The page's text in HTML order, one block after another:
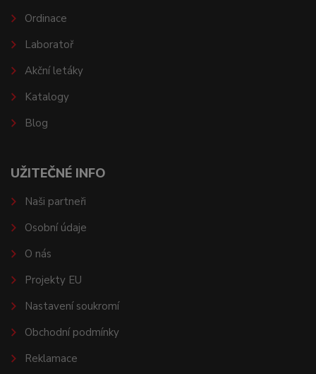
Ordinace
Laboratoř
Akční letáky
Katalogy
Blog
UŽITEČNÉ INFO
Naši partneři
Osobní údaje
O nás
Projekty EU
Nastavení soukromí
Obchodní podmínky
Reklamace